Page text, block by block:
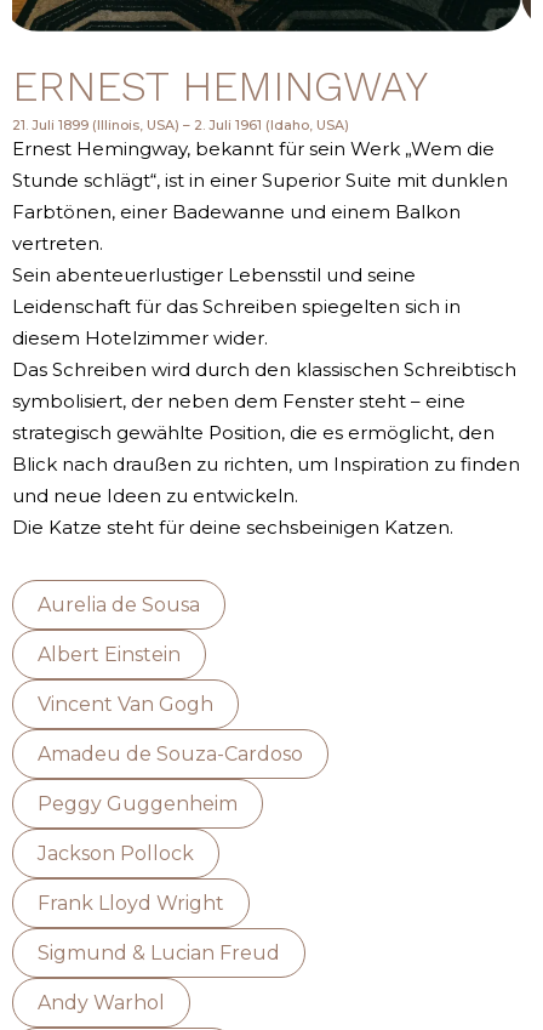
ERNEST HEMINGWAY
21. Juli 1899 (Illinois, USA) – 2. Juli 1961 (Idaho, USA)
Ernest Hemingway, bekannt für sein Werk „Wem die
Stunde schlägt“, ist in einer Superior Suite mit dunklen
Farbtönen, einer Badewanne und einem Balkon
vertreten.
Sein abenteuerlustiger Lebensstil und seine
Leidenschaft für das Schreiben spiegelten sich in
diesem Hotelzimmer wider.
Das Schreiben wird durch den klassischen Schreibtisch
symbolisiert, der neben dem Fenster steht – eine
strategisch gewählte Position, die es ermöglicht, den
Blick nach draußen zu richten, um Inspiration zu finden
und neue Ideen zu entwickeln.
Die Katze steht für deine sechsbeinigen Katzen.
Aurelia de Sousa
Albert Einstein
Vincent Van Gogh
Amadeu de Souza-Cardoso
Peggy Guggenheim
Jackson Pollock
Frank Lloyd Wright
Sigmund & Lucian Freud
Andy Warhol